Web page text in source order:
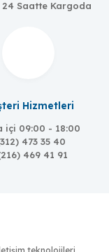
24 Saatte Kargoda
Hizmetleri
içi 09:00 - 18:00
473 35 40
469 41 91